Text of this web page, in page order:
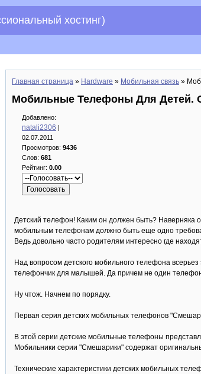
хостинг)
Главная страница » Hardware » Мобильная связь »
Мобильные Телефоны Для Детей.
Добавлено:
natali2306 |
02.07.2011
Просмотров: 9436
Слов: 681
Рейтинг: 0.00
Детский телефон! Каким он должен быть? Наверняка
мобильным телефонам должно быть еще одно
Ведь довольно часто родителям интересно где
Над вопросом детского мобильного телефона
телефончик для малышей. Да причем не один
Ну чтож. Начнем по порядку.
Первая серия детских мобильных телефонов
В этой серии детские мобильные телефоны
Мобильники серии "Смешарики" содержат
Технические характеристики детских мобильных